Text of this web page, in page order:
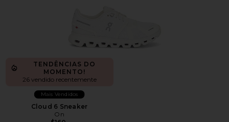
TENDÊNCIAS DO
MOMENTO!
26 vendido recentemente
Mais Vendidos
Cloud 6 Sneaker
On